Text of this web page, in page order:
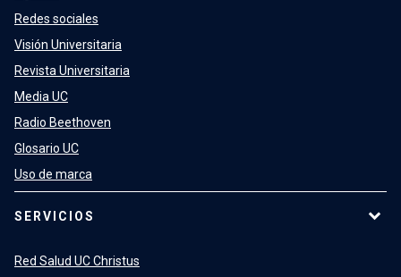
Redes sociales
Visión Universitaria
Revista Universitaria
Media UC
Radio Beethoven
Glosario UC
Uso de marca
SERVICIOS
Red Salud UC Christus